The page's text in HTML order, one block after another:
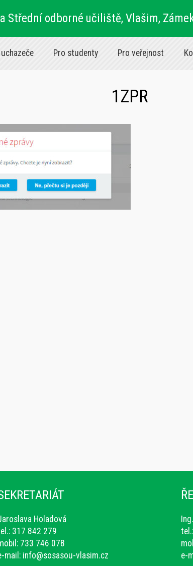
Střední odborné učiliště, Vlašim,
Pro studenty Pro veřejnost
1ZPR
Holadová
317 842 279
733 746 078
mail: info@sosasou-vlasim.cz
e-